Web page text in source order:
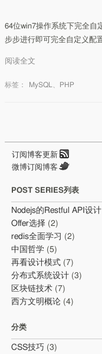
64位win7操作系统下完全自
步步进行即可完全自定义配
阅读全文
标签： MySQL PHP
订阅博客更新
微博订阅博客
POST SERIES列表
Nodejs的Restful API设计
Offer选择 (2)
redis全面学习 (2)
中国哲学 (5)
再看设计模式 (7)
分布式系统设计 (3)
区块链技术 (7)
西方文明概论 (4)
分类
CSS技巧 (3)